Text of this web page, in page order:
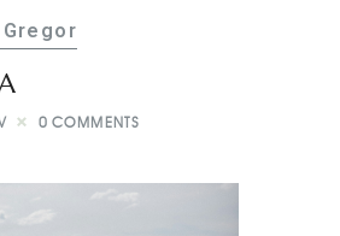
0 COMMENTS